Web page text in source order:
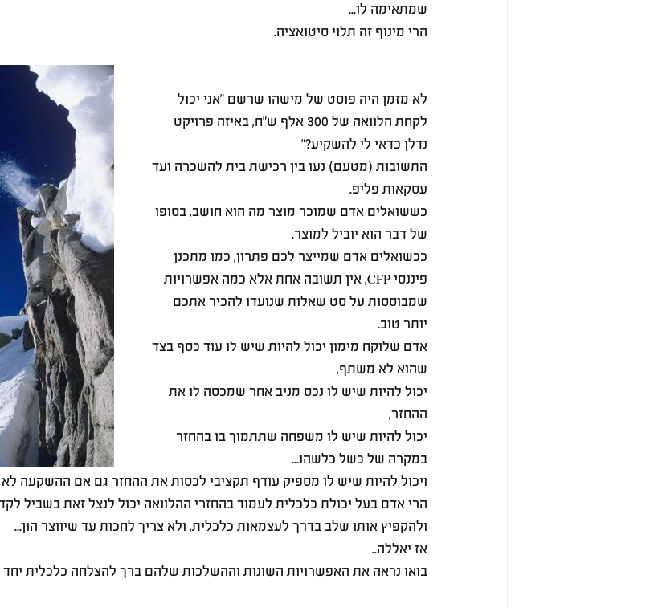
שמתאימה לו...
הרי מינוף זה תלוי סיטואציה.
לא מזמן היה פוסט של מישהו שרשם "אני יכול
לקחת הלוואה של 300 אלף ש"ח, באיזה פרויקט
נדלן כדאי לי להשקיע?"
התשובות (מטעם) נעו בין רכישת בית להשכרה ועד
עסקאות פליפ.
כששואלים אדם שמוכר מוצר מה הוא חושב, בסופו
של דבר הוא יוביל למוצר.
ככשואלים אדם שמייצר לכם פתרון, כמו מתכנן
פיננסי CFP, אין תשובה אחת אלא כמה אפשרויות
שמבוססות על סט שאלות שנועדו להכיר אתכם
יותר טוב.
אדם שלוקח מימון יכול להיות שיש לו עוד כסף בצד
שהוא לא משתף,
יכול להיות שיש לו נכס מניב אחר שמכסה לו את
ההחזר,
יכול להיות שיש לו משפחה שתתמוך בו בהחזר
במקרה של כשל כלשהו...
ויכול להיות שיש לו מספיק עודף תקציבי לכסות את ההחזר גם אם ההשקעה
הרי אדם בעל יכולת כלכלית לעמוד בהחזרי ההלוואה יכול לנצל זאת בשביל
ולהקפיץ אותו שלב בדרך לעצמאות כלכלית, ולא צריך לחכות עד שיווצר הון...
אז יאללה..
בואו נראה את האפשרויות השונות וההשלכות שלהם ברך להצלחה כלכלית יחד